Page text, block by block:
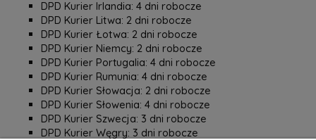
DPD Kurier Irlandia: 4 dni robocze
DPD Kurier Litwa: 2 dni robocze
DPD Kurier Łotwa: 2 dni robocze
DPD Kurier Niemcy: 2 dni robocze
DPD Kurier Portugalia: 4 dni robocze
DPD Kurier Rumunia: 4 dni robocze
DPD Kurier Słowacja: 2 dni robocze
DPD Kurier Słowenia: 4 dni robocze
DPD Kurier Szwecja: 3 dni robocze
DPD Kurier Węgry: 3 dni robocze